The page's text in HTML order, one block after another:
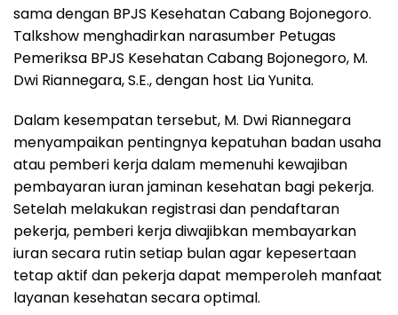
sama dengan BPJS Kesehatan Cabang Bojonegoro.
Talkshow menghadirkan narasumber Petugas
Pemeriksa BPJS Kesehatan Cabang Bojonegoro, M.
Dwi Riannegara, S.E., dengan host Lia Yunita.
Dalam kesempatan tersebut, M. Dwi Riannegara
menyampaikan pentingnya kepatuhan badan usaha
atau pemberi kerja dalam memenuhi kewajiban
pembayaran iuran jaminan kesehatan bagi pekerja.
Setelah melakukan registrasi dan pendaftaran
pekerja, pemberi kerja diwajibkan membayarkan
iuran secara rutin setiap bulan agar kepesertaan
tetap aktif dan pekerja dapat memperoleh manfaat
layanan kesehatan secara optimal.